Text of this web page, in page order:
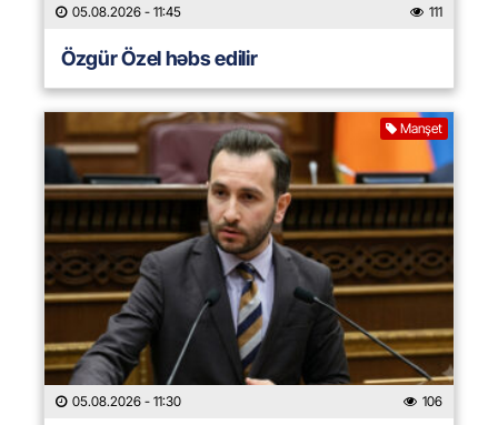
05.08.2026 - 11:45 111
Özgür Özel həbs edilir
Manşet
05.08.2026 - 11:30 106